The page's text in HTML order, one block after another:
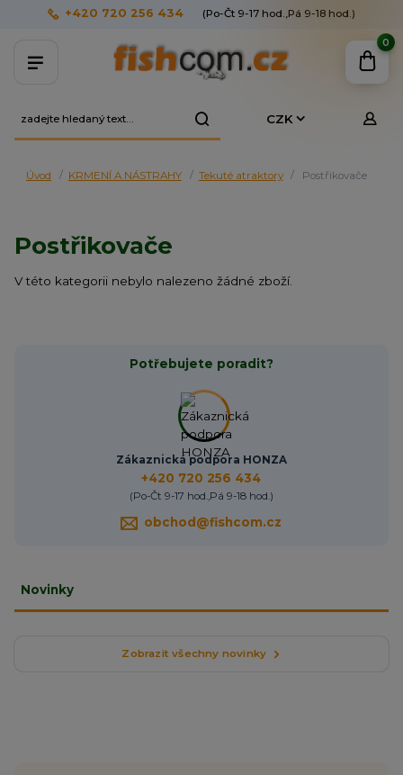
CZK
+420 720 256 434 (Po-Čt 9-17 hod.,Pá 9-18 hod.)
0
Úvod KRMENÍ A NÁSTRAHY Tekuté atraktory Postřikovače
Postřikovače
V této kategorii nebylo nalezeno žádné zboží.
Potřebujete poradit?
Zákaznická podpora HONZA
+420 720 256 434
(Po-Čt 9-17 hod.,Pá 9-18 hod.)
obchod@fishcom.cz
Novinky
Zobrazit všechny novinky